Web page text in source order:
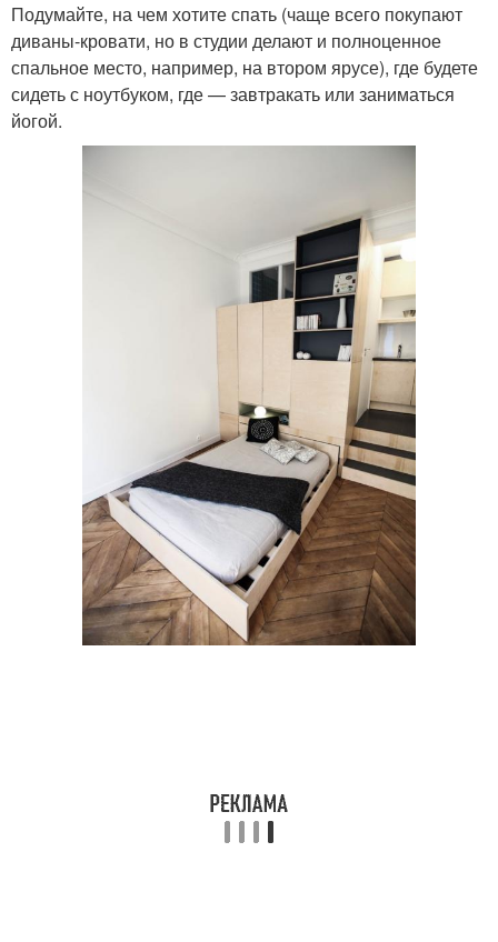
Подумайте, на чем хотите спать (чаще всего покупают
диваны-кровати, но в студии делают и полноценное
спальное место, например, на втором ярусе), где будете
сидеть с ноутбуком, где — завтракать или заниматься
йогой.